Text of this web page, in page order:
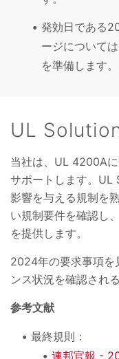
発効日である
ージについて
を準備します。
UL
当社は、UL 4200A
サポートします。UL
影響を与える規制を
い規制要件を確認し
を提供します。
2024年の要求事項を
ンス状況を確認され
参考文献
最終規則：
連邦官報 -